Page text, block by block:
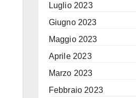
Luglio 2023
Giugno 2023
Maggio 2023
Aprile 2023
Marzo 2023
Febbraio 2023